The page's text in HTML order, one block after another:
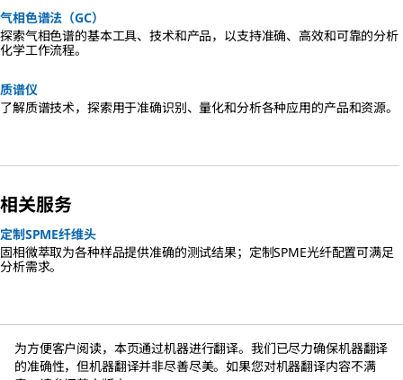
气相色谱法（GC）
探索气相色谱的基本工具、技术和产品，以支持准确、高效和可靠的分析
化学工作流程。
质谱仪
了解质谱技术，探索用于准确识别、量化和分析各种应用的产品和资源。
相关服务
定制SPME纤维头
固相微萃取为各种样品提供准确的测试结果；定制SPME光纤配置可满足
分析需求。
为方便客户阅读，本页通过机器进行翻译。我们已尽力确保机器翻译
的准确性，但机器翻译并非尽善尽美。如果您对机器翻译内容不满